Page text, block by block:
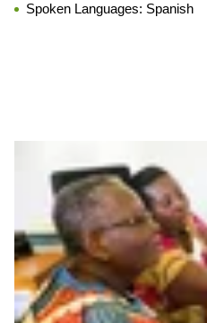
Spoken Languages: Spanish